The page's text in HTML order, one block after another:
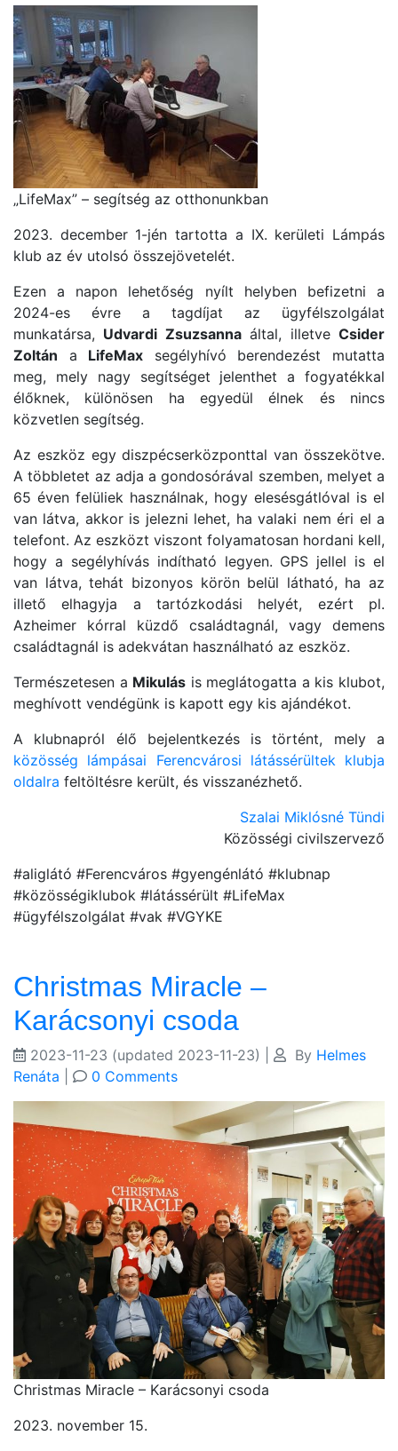
„LifeMax” – segítség az otthonunkban
2023. december 1-jén tartotta a IX. kerületi Lámpás
klub az év utolsó összejövetelét.
Ezen a napon lehetőség nyílt helyben befizetni a
2024-es évre a tagdíjat az ügyfélszolgálat
munkatársa, Udvardi Zsuzsannaáltal, illetveCsider
Zoltán a LifeMax segélyhívó berendezést mutatta
meg, mely nagy segítséget jelenthet a fogyatékkal
élőknek, különösen ha egyedül élnek és nincs
közvetlen segítség.
Az eszköz egy diszpécserközponttal van összekötve.
A többletet az adja a gondosórával szemben, melyet a
65 éven felüliek használnak, hogy elesésgátlóval is el
van látva, akkor is jelezni lehet, ha valaki nem éri el a
telefont. Az eszközt viszont folyamatosan hordani kell,
hogy a segélyhívás indítható legyen. GPS jellel is el
van látva, tehát bizonyos körön belül látható, ha az
illető elhagyja a tartózkodási helyét, ezért pl.
Azheimer kórral küzdő családtagnál, vagy demens
családtagnál is adekvátan használható az eszköz.
Természetesen a Mikulás is meglátogatta a kis klubot,
meghívott vendégünk is kapott egy kis ajándékot.
A klubnapról élő bejelentkezés is történt, mely a
közösség lámpásai Ferencvárosi látássérültek klubja
oldalra feltöltésre került, és visszanézhető.
Szalai Miklósné Tündi
Közösségi civilszervező
#aliglátó #Ferencváros #gyengénlátó #klubnap
#közösségiklubok #látássérült #LifeMax
#ügyfélszolgálat #vak #VGYKE
Christmas Miracle –
Karácsonyi csoda
2023-11-23 (updated 2023-11-23) By Helmes
Renáta
0 Comments
Christmas Miracle – Karácsonyi csoda
2023. november 15.